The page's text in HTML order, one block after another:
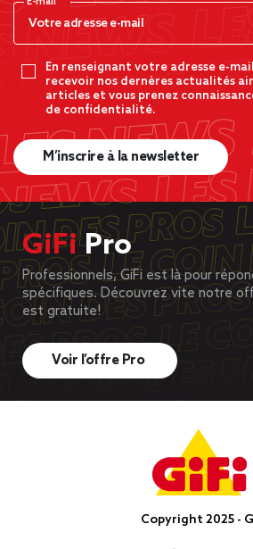
En renseignant votre adresse e-
recevoir nos dernères actualités
articles et vous prenez
de confidentialité.
M’inscrire à la newsletter
GiFiPro
Professionnels, GiFi est là pour
spécifiques. Découvrez vite notre
est gratuite!
Voir l’offre Pro
Copyright 2025 -